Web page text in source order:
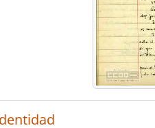
[UDS] 61 - 1959 (27
[UDS] 62 - 1959 (03
[UDS] 63 - 1959 (15
[UDS] 64 - 1959 (30
[UDS] 65 - 1959 (24
[UDS] 66 - 1959 (30
[UDS] 68 - 1959 (16 de